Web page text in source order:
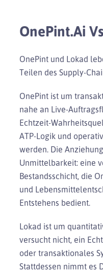
OnePint.ai
OnePint und Lokad
Teilen des Supply-
OnePint ist um
nahe an Live-
Echtzeit-
ATP-Logik und
werden. Die
Unmittelbarkeit: eine
Bestandsschicht, die
und
Entstehens bedient.
Lokad ist um
versucht nicht, ein
oder transaktionales
Stattdessen nimmt es